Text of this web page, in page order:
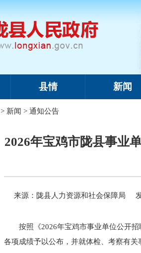
县情 新闻
> 新闻 > 通知公告
2026年宝鸡市陇县事业
来源：陇县人力资源和社会保障局
按照《2026年宝鸡市事业单位公开
各项成绩予以公布，并就体检、考察有关